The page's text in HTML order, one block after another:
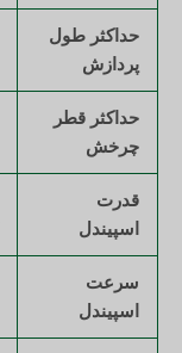
حداکثر طول
پردازش
حداکثر قطر
چرخش
قدرت
اسپیندل
سرعت
اسپیندل